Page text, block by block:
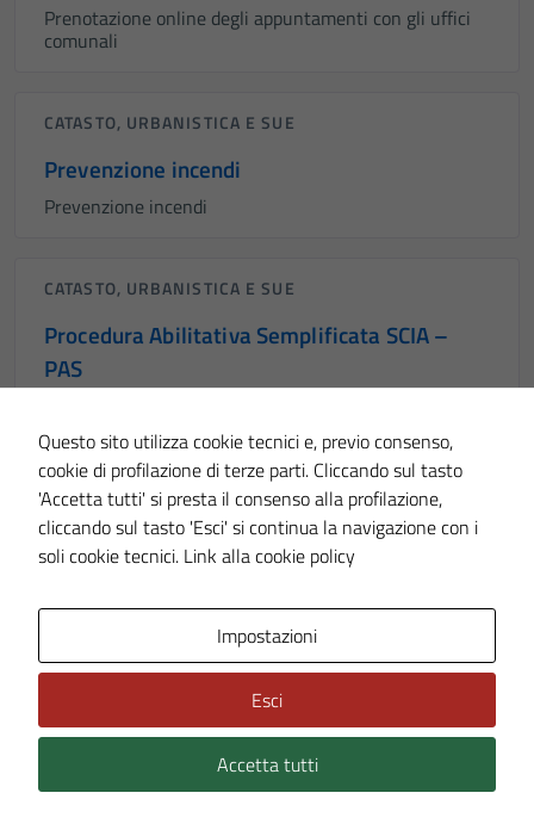
Prenotazione online degli appuntamenti con gli uffici
comunali
CATASTO, URBANISTICA E SUE
Prevenzione incendi
Prevenzione incendi
CATASTO, URBANISTICA E SUE
Procedura Abilitativa Semplificata SCIA –
PAS
CATASTO, URBANISTICA E SUE
Proroga scadenza titoli abilitativi
Proroga scadenza titoli abilitativi
EDUCAZIONE E FORMAZIONE
Richiedere iscrizione al trasporto scolastico
Servizio pubblico a domanda individuale garantito dal
Comune per consentire agli alunni iscritti alle scuole
Questo sito utilizza cookie tecnici e, previo consenso,
cookie di profilazione di terze parti. Cliccando sul tasto
'Accetta tutti' si presta il consenso alla profilazione,
cliccando sul tasto 'Esci' si continua la navigazione con i
soli cookie tecnici. Link alla cookie policy
Impostazioni
Esci
Accetta tutti